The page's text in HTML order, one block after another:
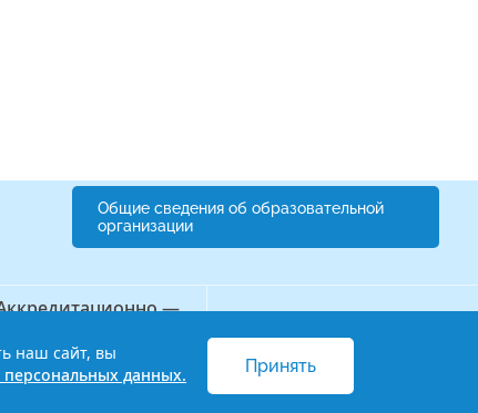
Общие сведения об образовательной
организации
—
Бережливый колледж
персональных данных
наш сайт, вы
данных. Принять